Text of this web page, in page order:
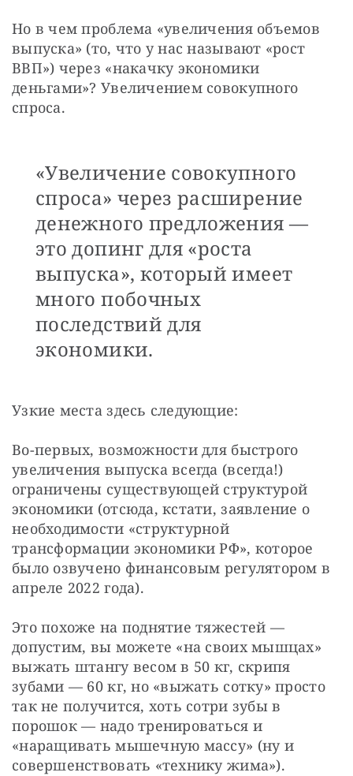
Но в чем проблема «увеличения объемов
выпуска» (то, что у нас называют «рост
ВВП») через «накачку экономики
деньгами»? Увеличением совокупного
спроса.
«Увеличение совокупного
спроса» через расширение
денежного предложения —
это допинг для «роста
выпуска», который имеет
много побочных
последствий для
экономики.
Узкие места здесь следующие:
Во-первых, возможности для быстрого
увеличения выпуска всегда (всегда!)
ограничены существующей структурой
экономики (отсюда, кстати, заявление о
необходимости «структурной
трансформации экономики РФ», которое
было озвучено финансовым регулятором в
апреле 2022 года).
Это похоже на поднятие тяжестей —
допустим, вы можете «на своих мышцах»
выжать штангу весом в 50 кг, скрипя
зубами — 60 кг, но «выжать сотку» просто
так не получится, хоть сотри зубы в
порошок — надо тренироваться и
«наращивать мышечную массу» (ну и
совершенствовать «технику жима»).